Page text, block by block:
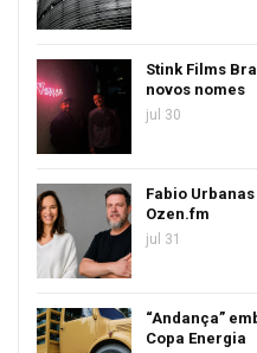
Stink Films
novos nomes
jul 30
Fabio
Ozen.fm
jul 31
“Andança”
Copa Energia